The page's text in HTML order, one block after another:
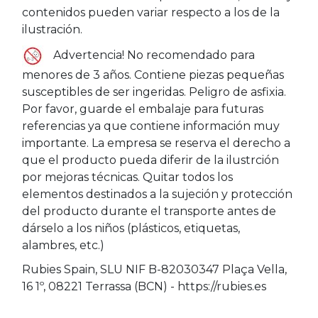
contenidos pueden variar respecto a los de la
ilustración.
Advertencia! No recomendado para
menores de 3 años. Contiene piezas pequeñas
susceptibles de ser ingeridas. Peligro de asfixia.
Por favor, guarde el embalaje para futuras
referencias ya que contiene información muy
importante. La empresa se reserva el derecho a
que el producto pueda diferir de la ilustrción
por mejoras técnicas. Quitar todos los
elementos destinados a la sujeción y protección
del producto durante el transporte antes de
dárselo a los niños (plásticos, etiquetas,
alambres, etc.)
Rubies Spain, SLU NIF B-82030347 Plaça Vella,
16 1º, 08221 Terrassa (BCN) - https://rubies.es